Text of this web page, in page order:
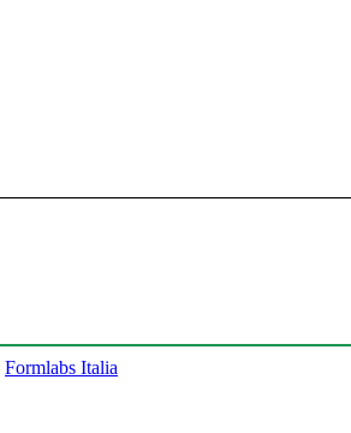
Formlabs Italia